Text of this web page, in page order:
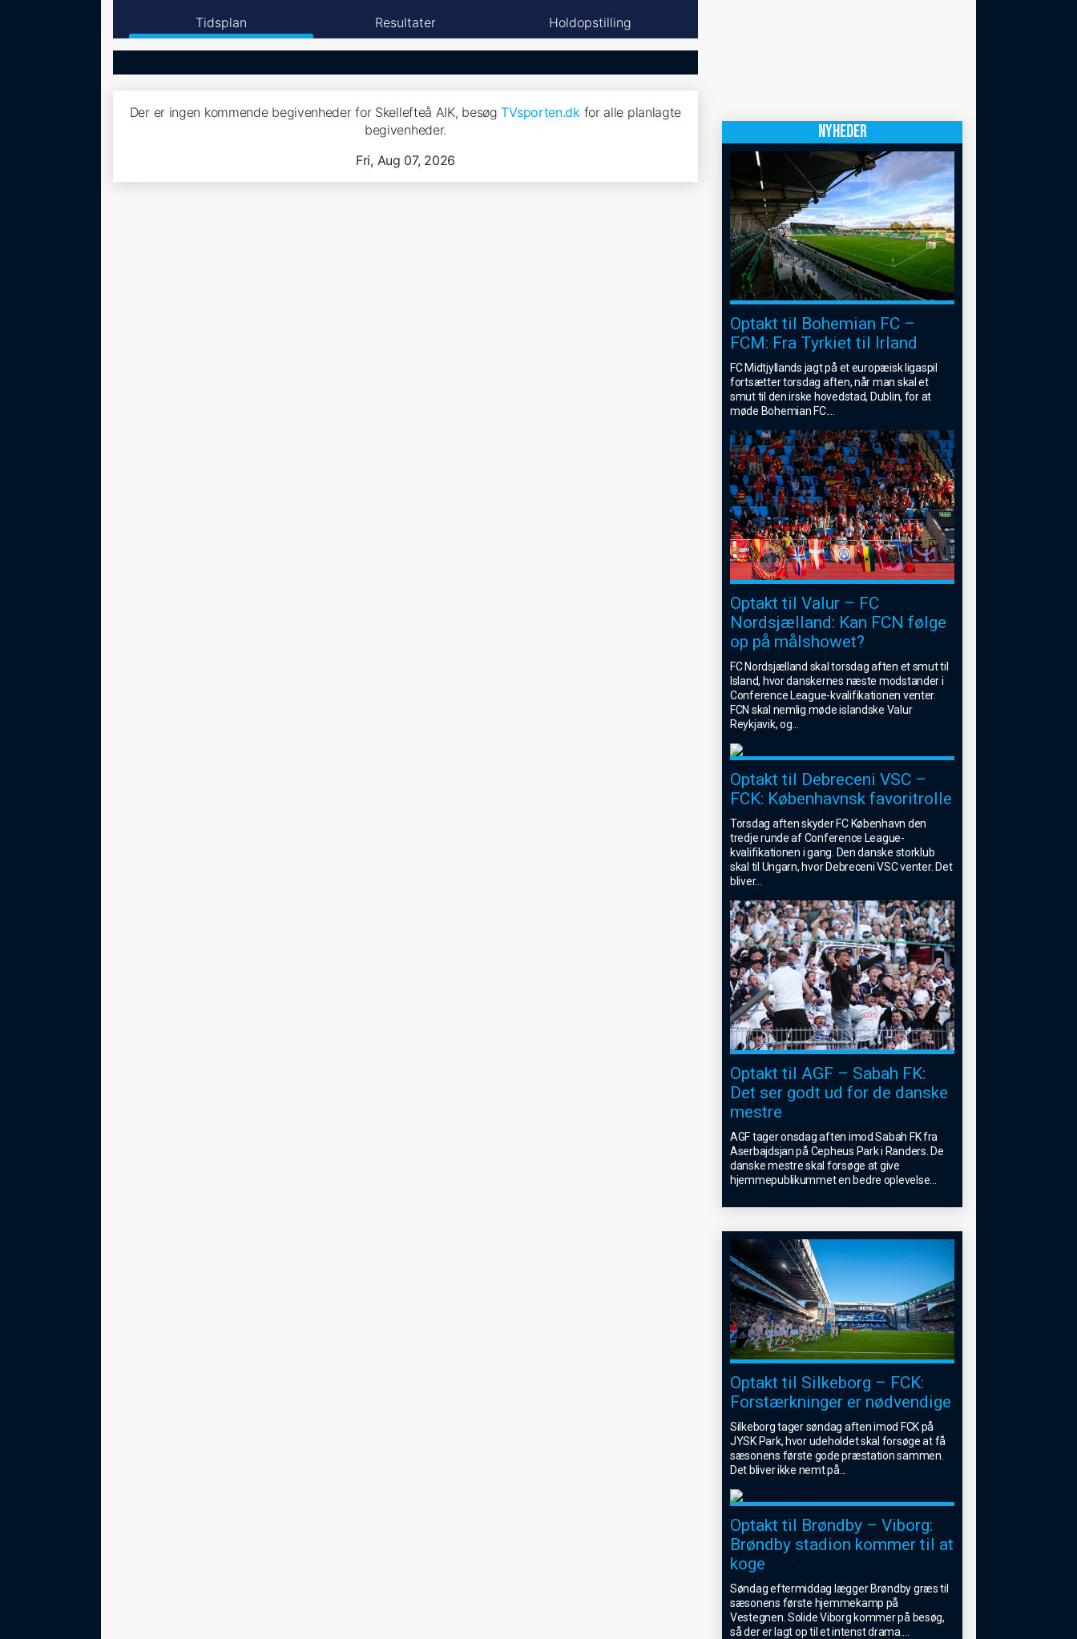
Tidsplan Resultater Holdopstilling
Der er ingen kommende begivenheder for Skellefteå AIK, besøgTVsporten.dkfor alle planlagte
begivenheder.
Fri, Aug 07, 2026
NYHEDER
Optakt til Bohemian FC –
FCM: Fra Tyrkiet til Irland
FC Midtjyllands jagt på et europæisk ligaspil
fortsætter torsdag aften, når man skal et
smut til den irske hovedstad, Dublin, for at
møde Bohemian FC....
Optakt til Valur – FC
Nordsjælland: Kan FCN følge
op på målshowet?
FC Nordsjælland skal torsdag aften et smut til
Island, hvor danskernes næste modstander i
Conference League-kvalifikationen venter.
FCN skal nemlig møde islandske Valur
Reykjavik, og...
Optakt til Debreceni VSC –
FCK: Københavnsk favoritrolle
Torsdag aften skyder FC København den
tredje runde af Conference League-
kvalifikationen i gang. Den danske storklub
skal til Ungarn, hvor Debreceni VSC venter. Det
bliver...
Optakt til AGF – Sabah FK:
Det ser godt ud for de danske
mestre
AGF tager onsdag aften imod Sabah FK fra
Aserbajdsjan på Cepheus Park i Randers. De
danske mestre skal forsøge at give
hjemmepublikummet en bedre oplevelse
Optakt til Silkeborg – FCK:
Forstærkninger er nødvendige
Silkeborg tager søndag aften imod FCK på
JYSK Park, hvor udeholdet skal forsøge at få
sæsonens første gode præstation sammen.
Det bliver ikke nemt på
Optakt til Brøndby – Viborg:
Brøndby stadion kommer til at
koge
Søndag eftermiddag lægger Brøndby græs til
sæsonens første hjemmekamp på
Vestegnen. Solide Viborg kommer på besøg,
så der er lagt op til et intenst drama.